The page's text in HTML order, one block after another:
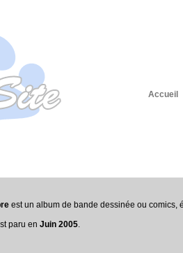
Accueil
est un album de bande dessinée ou comics,
paru en Juin 2005.